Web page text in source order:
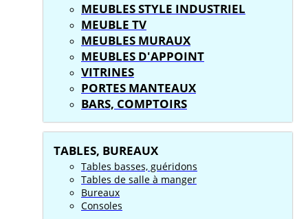
MEUBLES STYLE INDUSTRIEL
MEUBLE TV
MEUBLES MURAUX
MEUBLES D'APPOINT
VITRINES
PORTES MANTEAUX
BARS, COMPTOIRS
TABLES, BUREAUX
Tables basses, guéridons
Tables de salle à manger
Bureaux
Consoles